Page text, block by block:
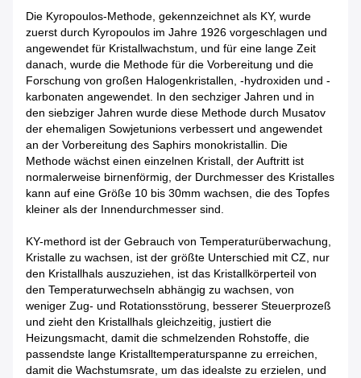
Die Kyropoulos-Methode, gekennzeichnet als KY, wurde
zuerst durch Kyropoulos im Jahre 1926 vorgeschlagen und
angewendet für Kristallwachstum, und für eine lange Zeit
danach, wurde die Methode für die Vorbereitung und die
Forschung von großen Halogenkristallen, -hydroxiden und -
karbonaten angewendet. In den sechziger Jahren und in
den siebziger Jahren wurde diese Methode durch Musatov
der ehemaligen Sowjetunions verbessert und angewendet
an der Vorbereitung des Saphirs monokristallin. Die
Methode wächst einen einzelnen Kristall, der Auftritt ist
normalerweise birnenförmig, der Durchmesser des Kristalles
kann auf eine Größe 10 bis 30mm wachsen, die des Topfes
kleiner als der Innendurchmesser sind.
KY-methord ist der Gebrauch von Temperaturüberwachung,
Kristalle zu wachsen, ist der größte Unterschied mit CZ, nur
den Kristallhals auszuziehen, ist das Kristallkörperteil von
den Temperaturwechseln abhängig zu wachsen, von
weniger Zug- und Rotationsstörung, besserer Steuerprozeß
und zieht den Kristallhals gleichzeitig, justiert die
Heizungsmacht, damit die schmelzenden Rohstoffe, die
passendste lange Kristalltemperaturspanne zu erreichen,
damit die Wachstumsrate, um das idealste zu erzielen, und